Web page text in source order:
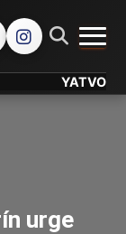
YATVO...
urge